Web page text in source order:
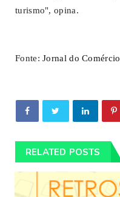
turismo", opina.
Fonte:Jornal do Comércio
RELATED POSTS